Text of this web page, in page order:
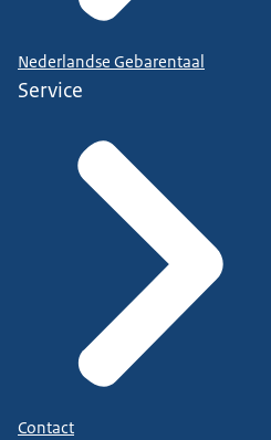
Nederlandse Gebarentaal
Service
Contact